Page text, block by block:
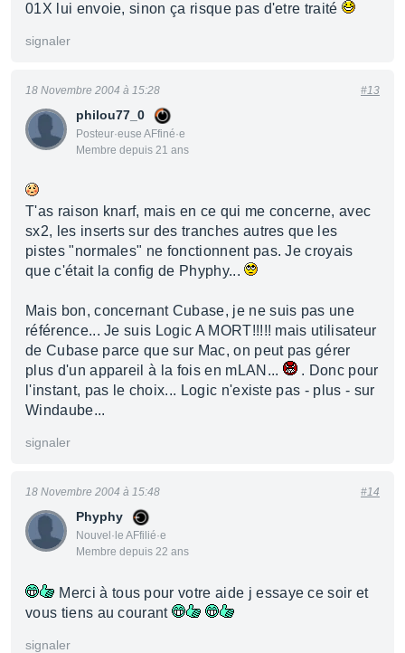
01X lui envoie, sinon ça risque pas d'etre traité
signaler
philou77_0
Posteur·euse AFfiné·e
Membre depuis 21 ans
18 Novembre 2004 à 15:28 #13
T'as raison knarf, mais en ce qui me concerne, avec
sx2, les inserts sur des tranches autres que les
pistes "normales" ne fonctionnent pas. Je croyais
que c'était la config de Phyphy...
Mais bon, concernant Cubase, je ne suis pas une
référence... Je suis Logic A MORT!!!!! mais utilisateur
de Cubase parce que sur Mac, on peut pas gérer
plus d'un appareil à la fois en mLAN...
. Donc pour
l'instant, pas le choix... Logic n'existe pas - plus - sur
Windaube...
signaler
Phyphy
Nouvel·le AFfilié·e
Membre depuis 22 ans
18 Novembre 2004 à 15:48 #14
Merci à tous pour votre aide j essaye ce soir et
vous tiens au courant
signaler